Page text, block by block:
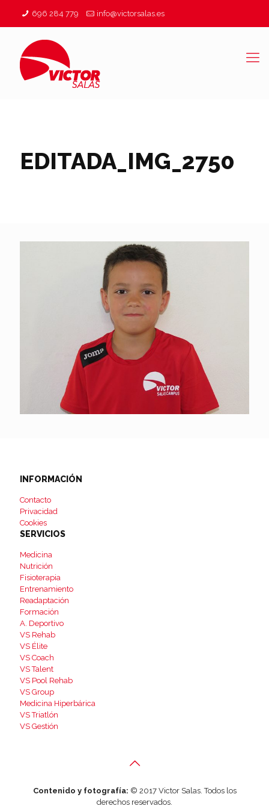
696 284 779 info@victorsalas.es
EDITADA_IMG_2750
INFORMACIÓN
Contacto
Privacidad
Cookies
SERVICIOS
Medicina
Nutrición
Fisioterapia
Entrenamiento
Readaptación
Formación
A. Deportivo
VS Rehab
VS Élite
VS Coach
VS Talent
VS Pool Rehab
VS Group
Medicina Hiperbárica
VS Triatlón
VS Gestión
Contenido y fotografía: © 2017 Victor Salas. Todos los
derechos reservados.